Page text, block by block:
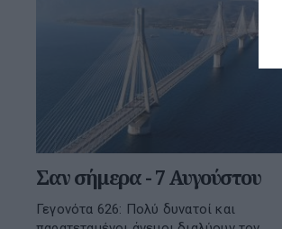
Σαν σήμερα - 7 Αυγούστου
Γεγονότα 626: Πολύ δυνατοί και